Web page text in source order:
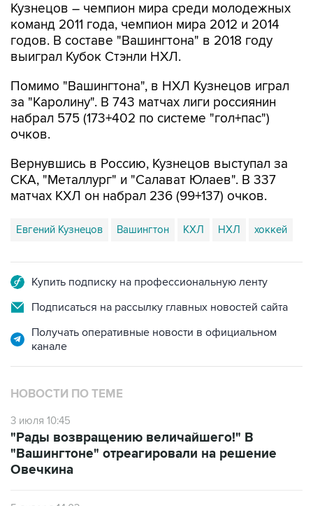
Кузнецов – чемпион мира среди молодежных
команд 2011 года, чемпион мира 2012 и 2014
годов. В составе "Вашингтона" в 2018 году
выиграл Кубок Стэнли НХЛ.
Помимо "Вашингтона", в НХЛ Кузнецов играл
за "Каролину". В 743 матчах лиги россиянин
набрал 575 (173+402 по системе "гол+пас")
очков.
Вернувшись в Россию, Кузнецов выступал за
СКА, "Металлург" и "Салават Юлаев". В 337
матчах КХЛ он набрал 236 (99+137) очков.
Евгений Кузнецов Вашингтон КХЛ НХЛ хоккей
Купить подписку на профессиональную ленту
Подписаться на рассылку главных новостей сайта
Получать оперативные новости в официальном
канале
НОВОСТИ ПО ТЕМЕ
3 июля 10:45
"Рады возвращению величайшего!" В
"Вашингтоне" отреагировали на решение
Овечкина